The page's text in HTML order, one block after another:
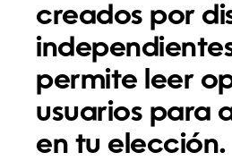
creados por
permite leer
usuarios para
en tu elección.